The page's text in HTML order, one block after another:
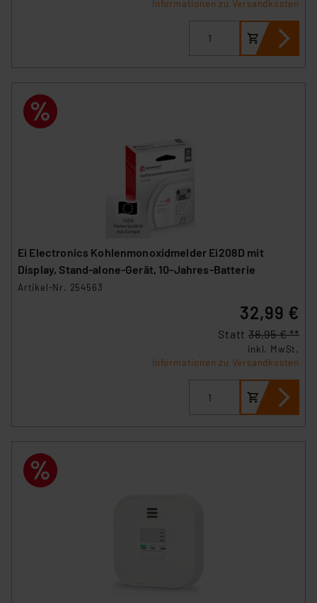
„Einige Drittanbieter verarbeiten personenbezogene
Daten in den USA. Ihre Einwilligung zur Einbindung von
Cookies dieser Drittanbieter umfasst daher ggf. auch
und zu der jeweiligen Datenübermittlung erhalten Sie in
der Datenschutzerklärung. Für die USA besteht kein
Angemessenheitsbeschluss der EU. Dies bedeutet,
dass die USA als Land mit unzureichendem
Datenschutz nach EU-Standards eingestuft wird. So
besteht etwa das Risiko, dass US-Behörden
personenbezogene Daten in
Überwachungsprogrammen verarbeiten, ohne dass
Unsere Kooperation mit diesen Dienstleistern stützt
sich auf die Standarddatenschutzklauseln der
Europäischen Kommission sowie einer eigenen
insbesondere der Art der übermittelten Daten,
Informationen zu Versandkosten
Ei Electronics Kohlenmonoxidmelder Ei208D mit
Display, Stand-alone-Gerät, 10-Jahres-Batterie
Artikel-Nr. 254563
32,99 €
Statt 38,95 € **
inkl. MwSt.
Informationen zu Versandkosten